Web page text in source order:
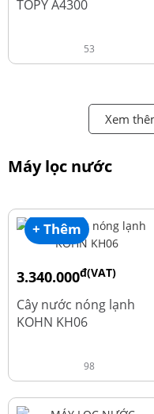
TOPY A4300
53
Xem
Máy lọc nước
+ Thêm
3.340.000đ(VAT)
4.550.000
Cây nước nóng lạnh
KOHN KH06
98